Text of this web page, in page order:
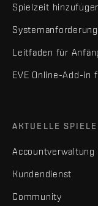
Spielzeit
Leitfaden für
EVE Online-Add-in
AKTUELLE
Accountverwaltung
Kundendienst
Community